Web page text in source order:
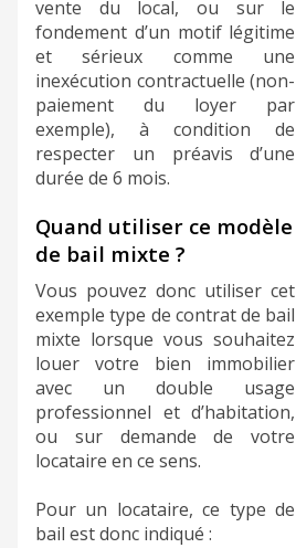
vente du local, ou sur le
fondement d’un motif légitime
et sérieux comme une
inexécution contractuelle (non-
paiement du loyer par
exemple), à condition de
respecter un préavis d’une
durée de 6 mois.
Quand utiliser ce modèle
de bail mixte ?
Vous pouvez donc utiliser cet
exemple type de contrat de bail
mixte lorsque vous souhaitez
louer votre bien immobilier
avec un double usage
professionnel et d’habitation,
ou sur demande de votre
locataire en ce sens.
Pour un locataire, ce type de
bail est donc indiqué :